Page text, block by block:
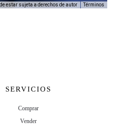
estar sujeta a derechos de autor Términos
SERVICIOS
Comprar
Vender